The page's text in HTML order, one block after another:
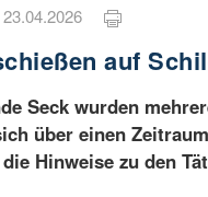
23.04.2026
auf
Seck wurden
über einen
Hinweise zu den